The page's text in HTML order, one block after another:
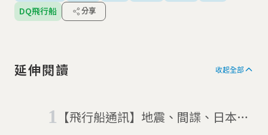
DQ飛行船
分享
延伸閱讀 收起全部
【飛行船通訊】地震、間諜、日本漁